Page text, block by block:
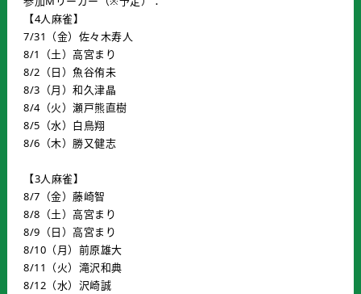
【4人麻雀】
7/31（金）佐々木寿人
8/1（土）高宮まり
8/2（日）魚谷侑未
8/3（月）和久津晶
8/4（火）瀬戸熊直樹
8/5（水）白鳥翔
8/6（木）勝又健志
【3人麻雀】
8/7（金）藤崎智
8/8（土）高宮まり
8/9（日）高宮まり
8/10（月）前原雄大
8/11（火）滝沢和典
8/12（水）沢崎誠